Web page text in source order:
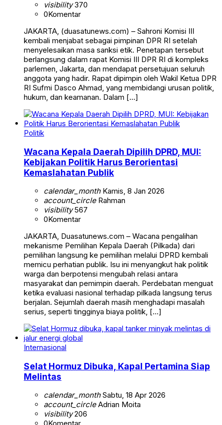
visibility370
0Komentar
JAKARTA, (duasatunews.com) – Sahroni Komisi III
kembali menjabat sebagai pimpinan DPR RI setelah
menyelesaikan masa sanksi etik. Penetapan tersebut
berlangsung dalam rapat Komisi III DPR RI di kompleks
parlemen, Jakarta, dan mendapat persetujuan seluruh
anggota yang hadir. Rapat dipimpin oleh Wakil Ketua DPR
RI Sufmi Dasco Ahmad, yang membidangi urusan politik,
hukum, dan keamanan. Dalam […]
Politik
Wacana Kepala Daerah Dipilih DPRD, MUI:
Kebijakan Politik Harus Berorientasi
Kemaslahatan Publik
calendar_monthKamis, 8 Jan 2026
account_circleRahman
visibility567
0Komentar
JAKARTA, Duasatunews.com – Wacana pengalihan
mekanisme Pemilihan Kepala Daerah (Pilkada) dari
pemilihan langsung ke pemilihan melalui DPRD kembali
memicu perhatian publik. Isu ini menyangkut hak politik
warga dan berpotensi mengubah relasi antara
masyarakat dan pemimpin daerah. Perdebatan menguat
ketika evaluasi nasional terhadap pilkada langsung terus
berjalan. Sejumlah daerah masih menghadapi masalah
serius, seperti tingginya biaya politik, […]
Internasional
Selat Hormuz Dibuka, Kapal Pertamina Siap
Melintas
calendar_monthSabtu, 18 Apr 2026
account_circleAdrian Moita
visibility206